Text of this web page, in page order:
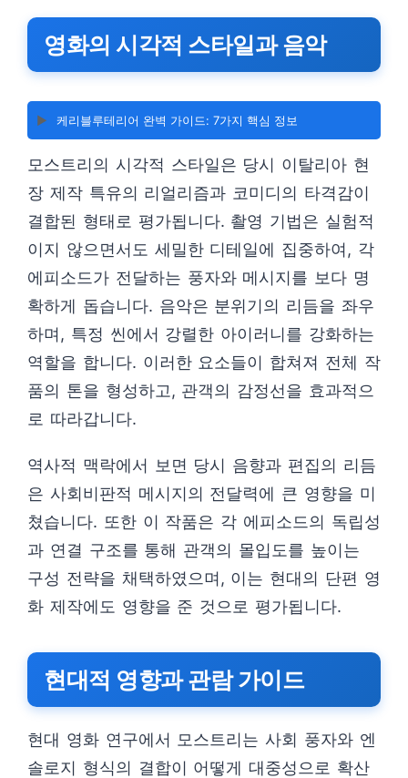
영화의 시각적 스타일과 음악
▶️ 케리블루테리어 완벽 가이드: 7가지 핵심 정보
모스트리의 시각적 스타일은 당시 이탈리아 현
장 제작 특유의 리얼리즘과 코미디의 타격감이
결합된 형태로 평가됩니다. 촬영 기법은 실험적
이지 않으면서도 세밀한 디테일에 집중하여, 각
에피소드가 전달하는 풍자와 메시지를 보다 명
확하게 돕습니다. 음악은 분위기의 리듬을 좌우
하며, 특정 씬에서 강렬한 아이러니를 강화하는
역할을 합니다. 이러한 요소들이 합쳐져 전체 작
품의 톤을 형성하고, 관객의 감정선을 효과적으
로 따라갑니다.
역사적 맥락에서 보면 당시 음향과 편집의 리듬
은 사회비판적 메시지의 전달력에 큰 영향을 미
쳤습니다. 또한 이 작품은 각 에피소드의 독립성
과 연결 구조를 통해 관객의 몰입도를 높이는
구성 전략을 채택하였으며, 이는 현대의 단편 영
화 제작에도 영향을 준 것으로 평가됩니다.
현대적 영향과 관람 가이드
현대 영화 연구에서 모스트리는 사회 풍자와 엔
솔로지 형식의 결합이 어떻게 대중성으로 확산